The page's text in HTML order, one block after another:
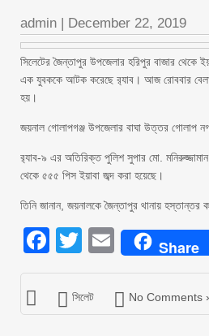
admin | December 22, 2019
সিলেটের জৈন্তাপুর উপজেলার হরিপুর বাজার থেকে
এক যুবককে আটক করেছে র‌্যাব। আজ রোববার
হয়।
জয়নাল গোলাপগঞ্জ উপজেলার বাঘা উত্তর গোলাপ
র‌্যাব-৯ এর অতিরিক্ত পুলিশ সুপার মো.
থেকে ৫৫৫ পিস ইয়াবা জব্দ করা হয়েছে।
তিনি জানান, জয়নালকে জৈন্তাপুর থানায় হস্তান্তর
Facebook
Twitter
EmailShare
সিলেট No Comments